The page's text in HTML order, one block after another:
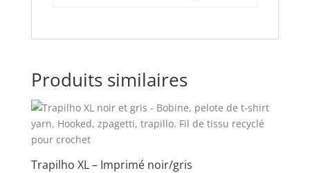
Produits similaires
Trapilho XL – Imprimé noir/gris